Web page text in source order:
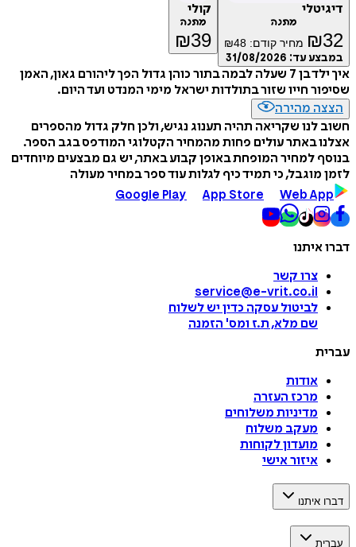
דיגיטלי
מתנה
₪32 מחיר קודם: ₪48
במבצע עד: 31/08/2026
קולי
מתנה
₪39
איך ילד בן 7 שעלה לבמה בתור כוהן גדול הפך ליהורם גאון, האמן
שסיפור חייו שזור בתולדות ישראל מימי המנדט ועד היום.
הצצה מהירה
חשוב לנו שקריאה תהיה תענוג נגיש, ולכן חלק גדול מהספרים
אצלנו באתר עולים פחות מהמחיר הקטלוגי המודפס בגב הספר.
בנוסף למחיר המופחת באופן קבוע באתר, יש גם מבצעים מיוחדים
לזמן מוגבל, כי תמיד כיף לגלות עוד ספר במחיר מעולה
Google Play
App Store Web App
דברו איתנו
צרו קשר
service@e-vrit.co.il
לביטול עסקה כדין יש לשלוח
שם מלא, ת.ז ומס' הזמנה
עברית
אודות
מרכז העזרה
מדיניות משלוחים
מעקב משלוח
מועדון לקוחות
איזור אישי
דברו איתנו
עברית